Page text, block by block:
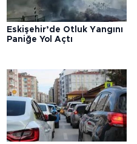
Eskişehir’de Otluk Yangını
Paniğe Yol Açtı